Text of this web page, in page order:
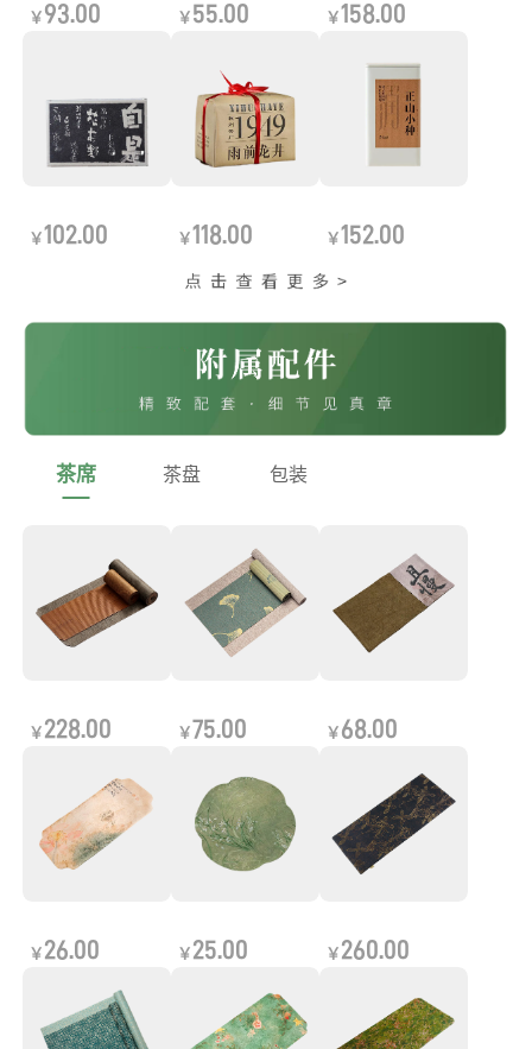
￥ 93.00 ￥ 55.00 ￥158.00
￥102.00 ￥118.00 ￥152.00
茶席 茶盘 包装
￥ 228.00 ￥75.00 ￥ 68.00
￥ 26.00 ￥ 25.00 ￥ 260.00